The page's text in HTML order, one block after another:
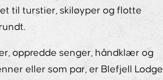
til turstier, skiløyper og flotte
oppredde senger, håndklær og
eller som par, er Blefjell Lodge